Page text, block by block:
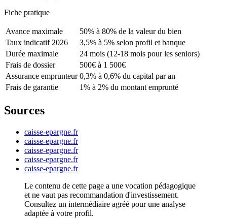
Fiche pratique
Avance maximale
50% à 80% de la valeur du bien
Taux indicatif 2026
3,5% à 5% selon profil et banque
Durée maximale
24 mois (12-18 mois pour les seniors)
Frais de dossier
500€ à 1 500€
Assurance emprunteur 0,3% à 0,6% du capital par an
Frais de garantie
1% à 2% du montant emprunté
Sources
caisse-epargne.fr
caisse-epargne.fr
caisse-epargne.fr
caisse-epargne.fr
caisse-epargne.fr
Le contenu de cette page a une vocation pédagogique
et ne vaut pas recommandation d'investissement.
Consultez un intermédiaire agréé pour une analyse
adaptée à votre profil.